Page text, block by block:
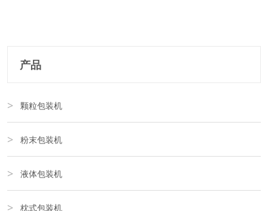
产品
颗粒包装机
粉末包装机
液体包装机
枕式包装机